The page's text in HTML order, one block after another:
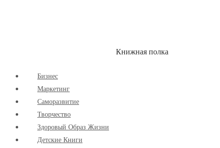
Книжная полка
Бизнес
Маркетинг
Cаморазвитие
Творчество
Здоровый Образ Жизни
Детские Книги